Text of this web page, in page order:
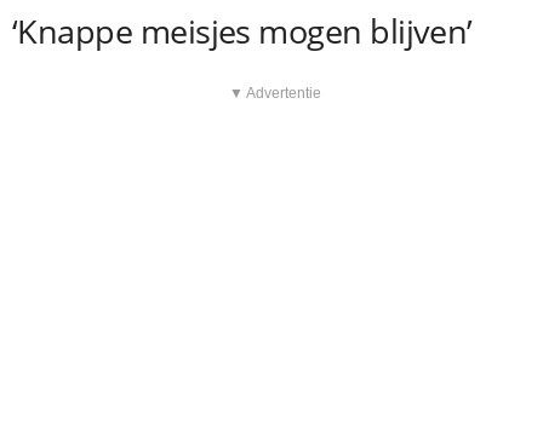
‘Knappe meisjes mogen blijven’
▼ Advertentie